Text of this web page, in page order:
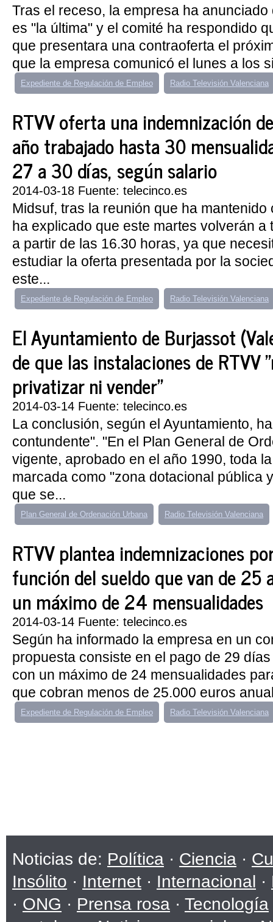
Tras el receso, la empresa ha
es "la última" y el comité ha respondido
que presentara una contraoferta el
que la empresa comunicó el lunes a los
Expediente de Regulación de Empleo Radio Televisión Valenciana
RTVV oferta una indemnización
año trabajado hasta 30
27 a 30 días, según salario
2014-03-18 Fuente: telecinco.es
Midsuf, tras la reunión que ha mantenido
ha explicado que este martes volverán a
a partir de las 16.30 horas, ya que
estudiar la oferta presentada por la
este...
Expediente de Regulación de Empleo Radio Televisión Valenciana
El Ayuntamiento de Burjassot
de que las instalaciones de RTVV
privatizar ni vender"
2014-03-14 Fuente: telecinco.es
La conclusión, según el Ayuntamiento,
contundente". "En el Plan General de
vigente, aprobado en el año 1990, toda
marcada como "zona dotacional pública
que se...
Plan General de Ordenación Urbana Radio Televisión Valenciana
RTVV plantea indemnizaciones
función del sueldo que van de 25
un máximo de 24 mensualidades
2014-03-14 Fuente: telecinco.es
Según ha informado la empresa en un
propuesta consiste en el pago de 29
con un máximo de 24 mensualidades
que cobran menos de 25.000 euros
Expediente de Regulación de Empleo Radio Televisión Valenciana
Noticias de: Política · Ciencia ·
Insólito · Internet · Internacional ·
· ONG · Prensa rosa · Tecnología